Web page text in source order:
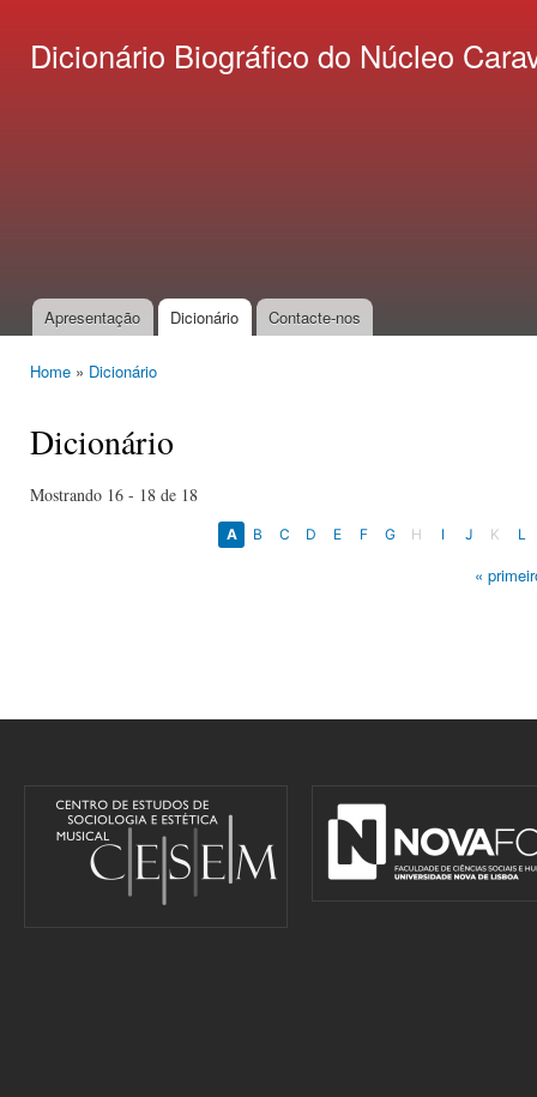
Dicionário Biográfico do Núcleo
Main menu
Apresentação Dicionário Contacte-nos
Home » Dicionário
Dicionário
Mostrando 16 - 18 de 18
A B C D E F G H I J K L
«